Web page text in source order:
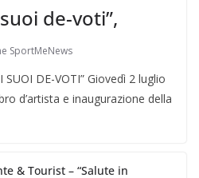
de-voti”,
SportMeNews
SUOI DE-VOTI” Giovedì 2 luglio
d’artista e inaugurazione della
& Tourist – “Salute in